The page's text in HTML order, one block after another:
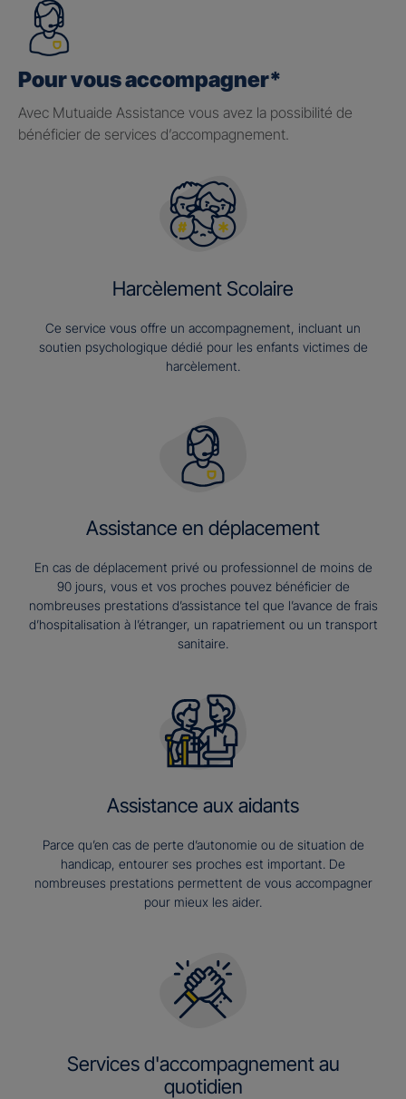
Pour vous accompagner*
Avec Mutuaide Assistance vous avez la possibilité de
bénéficier de services d’accompagnement.
Harcèlement Scolaire
Ce service vous offre un accompagnement, incluant un
soutien psychologique dédié pour les enfants victimes de
harcèlement.
Assistance en déplacement
En cas de déplacement privé ou professionnel de moins de
90 jours, vous et vos proches pouvez bénéficier de
nombreuses prestations d’assistance tel que l’avance de frais
d’hospitalisation à l’étranger, un rapatriement ou un transport
sanitaire.
Assistance aux aidants
Parce qu’en cas de perte d’autonomie ou de situation de
handicap, entourer ses proches est important. De
nombreuses prestations permettent de vous accompagner
pour mieux les aider.
Services d'accompagnement au
quotidien